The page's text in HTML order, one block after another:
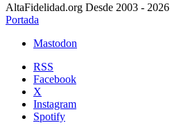
AltaFidelidad.org Desde 2003 - 2026
Portada
Mastodon
RSS
Facebook
X
Instagram
Spotify